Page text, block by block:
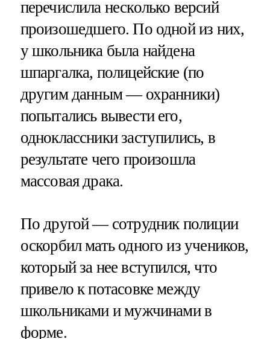
перечислила несколько версий
произошедшего. По одной из них,
у школьника была найдена
шпаргалка, полицейские (по
другим данным — охранники)
попытались вывести его,
одноклассники заступились, в
результате чего произошла
массовая драка.
По другой — сотрудник полиции
оскорбил мать одного из учеников,
который за нее вступился, что
привело к потасовке между
школьниками и мужчинами в
форме.